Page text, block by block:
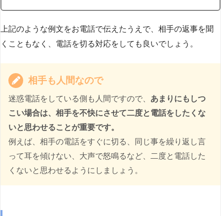
上記のような例文をお電話で伝えたうえで、相手の返事を聞
くこともなく、電話を切る対応をしても良いでしょう。
相手も人間なので
迷惑電話をしている側も人間ですので、 あまりにもしつ
こい場合は、相手を不快にさせて二度と電話をしたくな
いと思わせることが重要です。
例えば、相手の電話をすぐに切る、同じ事を繰り返し言
って耳を傾けない、大声で怒鳴るなど、二度と電話した
くないと思わせるようにしましょう。